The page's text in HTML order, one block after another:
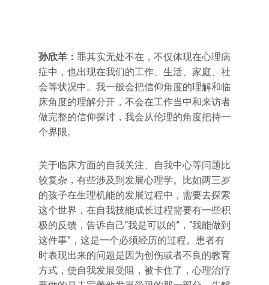
孙欣羊： 罪其实无处不在，不仅体现在心理病
症中，也出现在我们的工作、生活、家庭、社
会等状况中。我一般会把信仰角度的理解和临
床角度的理解分开，不会在工作当中和来访者
做完整的信仰探讨，我会从伦理的角度把持一
个界限。
关于临床方面的自我关注、自我中心等问题比
较复杂，有些涉及到发展心理学。比如两三岁
的孩子在生理机能的发展过程中，需要去探索
这个世界，在自我技能成长过程需要有一些积
极的反馈，告诉自己“我是可以的”，“我能做到
这件事”，这是一个必须经历的过程。患者有
时表现出来的问题是因为创伤或者不良的教育
方式，使自我发展受阻，被卡住了，心理治疗